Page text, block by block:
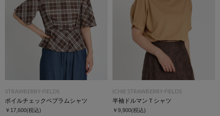
STRAWBERRY-FIELDS
ボイルチェックペプラムシャツ
￥17,600(税込)
ICHIE STRAWBERRY-FIELDS
半袖ドルマンＴシャツ
￥9,900(税込)